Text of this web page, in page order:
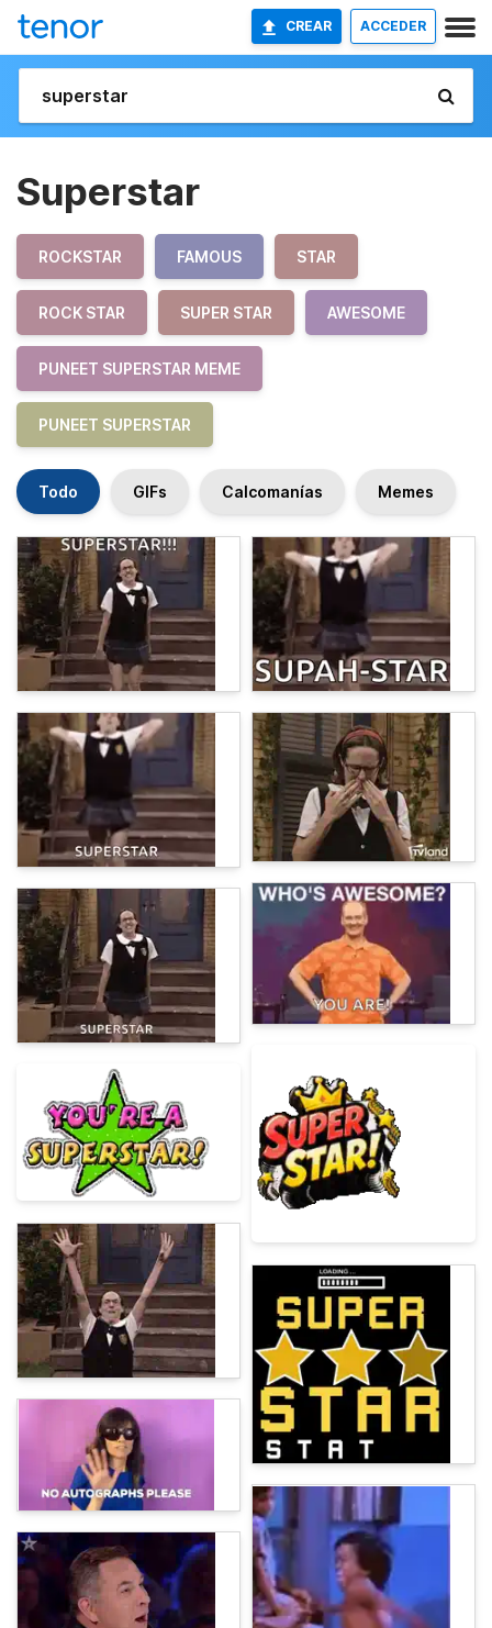
CREAR ACCEDER
Superstar
ROCKSTAR FAMOUS STAR
ROCK STAR SUPER STAR AWESOME
PUNEET SUPERSTAR MEME
PUNEET SUPERSTAR
Todo GIFs Calcomanías Memes